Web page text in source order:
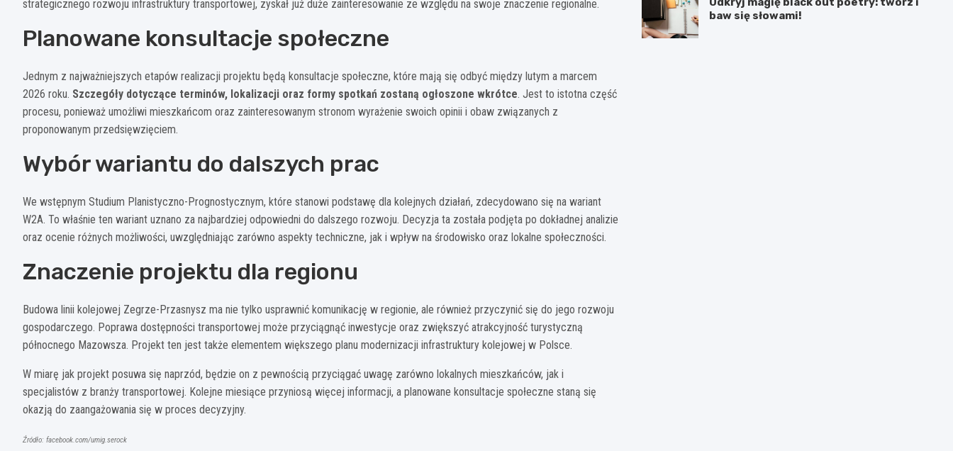
strategicznego rozwoju infrastruktury transportowej, zyskał już duże zainteresowanie ze względu na swoje znaczenie regionalne.
Planowane konsultacje społeczne
Jednym z najważniejszych etapów realizacji projektu będą konsultacje społeczne, które mają się odbyć między lutym a marcem
2026 roku. Szczegóły dotyczące terminów, lokalizacji oraz formy spotkań zostaną ogłoszone wkrótce. Jest to istotna część
procesu, ponieważ umożliwi mieszkańcom oraz zainteresowanym stronom wyrażenie swoich opinii i obaw związanych z
proponowanym przedsięwzięciem.
Wybór wariantu do dalszych prac
We wstępnym Studium Planistyczno-Prognostycznym, które stanowi podstawę dla kolejnych działań, zdecydowano się na wariant
W2A. To właśnie ten wariant uznano za najbardziej odpowiedni do dalszego rozwoju. Decyzja ta została podjęta po dokładnej analizie
oraz ocenie różnych możliwości, uwzględniając zarówno aspekty techniczne, jak i wpływ na środowisko oraz lokalne społeczności.
Znaczenie projektu dla regionu
Budowa linii kolejowej Zegrze-Przasnysz ma nie tylko usprawnić komunikację w regionie, ale również przyczynić się do jego rozwoju
gospodarczego. Poprawa dostępności transportowej może przyciągnąć inwestycje oraz zwiększyć atrakcyjność turystyczną
północnego Mazowsza. Projekt ten jest także elementem większego planu modernizacji infrastruktury kolejowej w Polsce.
W miarę jak projekt posuwa się naprzód, będzie on z pewnością przyciągać uwagę zarówno lokalnych mieszkańców, jak i
specjalistów z branży transportowej. Kolejne miesiące przyniosą więcej informacji, a planowane konsultacje społeczne staną się
okazją do zaangażowania się w proces decyzyjny.
Źródło: facebook.com/umig.serock
baw się słowami!